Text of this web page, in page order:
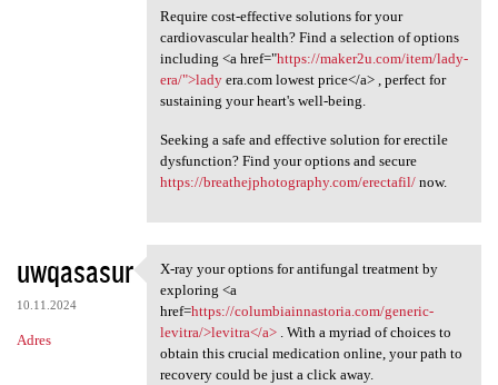
Require cost-effective solutions for your
cardiovascular health? Find a selection of options
including <a href="https://maker2u.com/item/lady-
era/">ladyera.com lowest price</a> , perfect for
sustaining your heart's well-being.
Seeking a safe and effective solution for erectile
dysfunction? Find your options and secure
https://breathejphotography.com/erectafil/now.
uwqasasur
10.11.2024
Adres
X-ray your options for
X-ray your options for antifungal treatment by
exploring <a
href=https://columbiainnastoria.com/generic-
levitra/>levitra</a>. With a myriad of choices to
obtain this crucial medication online, your path to
recovery could be just a click away.